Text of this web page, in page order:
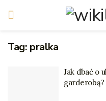
Tag: pralka
Jak dbać o
garderobą?